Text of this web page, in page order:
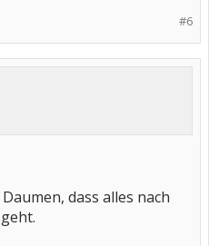
#6
dass alles nach